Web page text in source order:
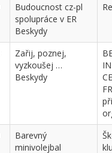
Budoucnost cz-pl
spolupráce v ER
Beskydy
Zařij, poznej,
vyzkoušej …
Beskydy
Barevný
minivolejbal